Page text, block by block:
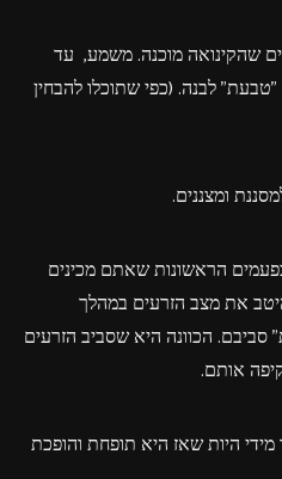
שרואים שהקינואה מוכנה. משמע, עד
לבנה. (כפי שתוכלו להבחין
ומצננים.
הראשונות שאתם מכינים
את מצב הזרעים במהלך
הכוונה היא שסביב הזרעים
אותם.
היות שאז היא תופחת והופכת